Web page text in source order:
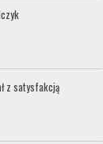
z satysfakcją